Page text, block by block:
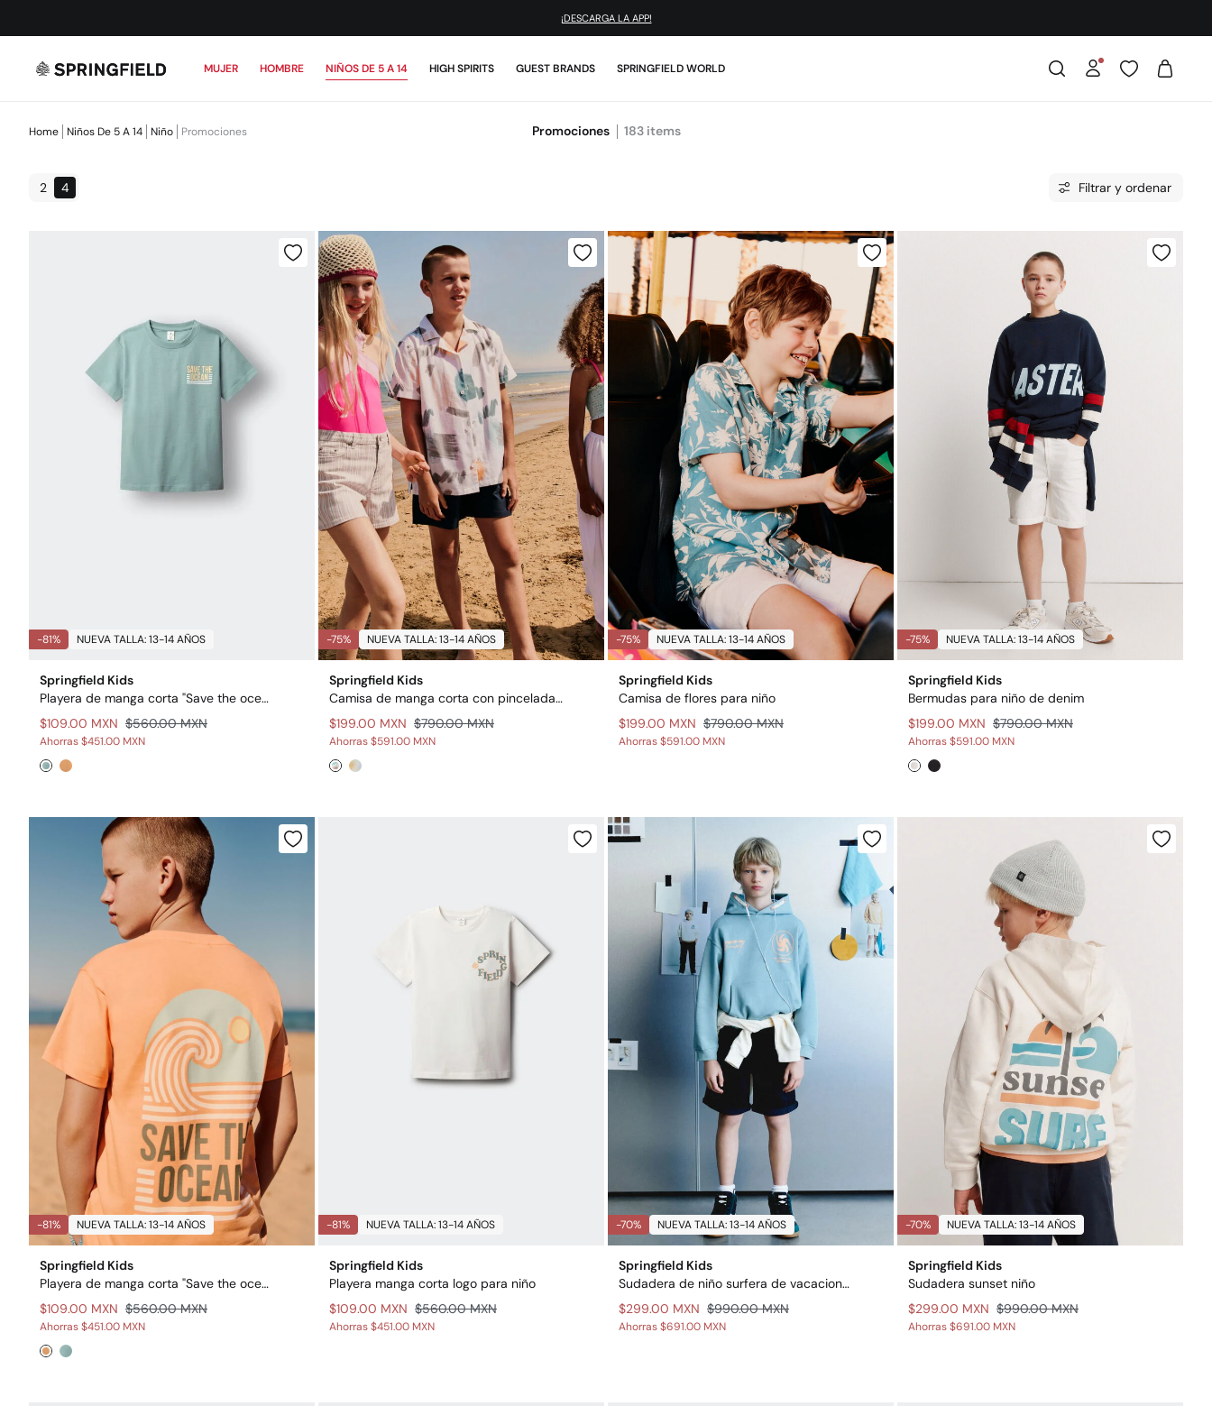
¡DESCARGA LA APP!
MUJER HOMBRE NIÑOS DE 5 A 14 HIGH SPIRITS GUEST BRANDS SPRINGFIELD WORLD
Home Niños De 5 A 14 Niño Promociones Promociones 183 items
2 4 Filtrar y ordenar
-81% NUEVA TALLA: 13-14 AÑOS
Springfield Kids
Playera de manga corta "Save the ocean" niño
$109.00 MXN $560.00 MXN
Ahorras$451.00 MXN
-75% NUEVA TALLA: 13-14 AÑOS
Springfield Kids
Camisa de manga corta con pinceladas para niño
$199.00 MXN $790.00 MXN
Ahorras$591.00 MXN
-75% NUEVA TALLA: 13-14 AÑOS
Springfield Kids
Camisa de flores para niño
$199.00 MXN $790.00 MXN
Ahorras$591.00 MXN
-75% NUEVA TALLA: 13-14 AÑOS
Springfield Kids
Bermudas para niño de denim
$199.00 MXN $790.00 MXN
Ahorras$591.00 MXN
-81% NUEVA TALLA: 13-14 AÑOS
Springfield Kids
Playera de manga corta "Save the ocean" niño
$109.00 MXN $560.00 MXN
Ahorras$451.00 MXN
-81% NUEVA TALLA: 13-14 AÑOS
Springfield Kids
Playera manga corta logo para niño
$109.00 MXN $560.00 MXN
Ahorras$451.00 MXN
-70% NUEVA TALLA: 13-14 AÑOS
Springfield Kids
Sudadera de niño surfera de vacaciones
$299.00 MXN $990.00 MXN
Ahorras$691.00 MXN
-70% NUEVA TALLA: 13-14 AÑOS
Springfield Kids
Sudadera sunset niño
$299.00 MXN $990.00 MXN
Ahorras$691.00 MXN